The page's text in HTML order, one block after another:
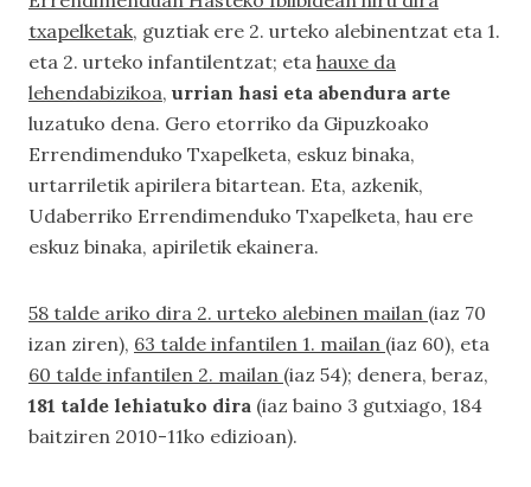
txapelketak, guztiak ere 2. urteko alebinentzat eta 1.
eta 2. urteko infantilentzat; eta hauxe da
lehendabizikoa, urrian hasi eta abendura arte
luzatuko dena. Gero etorriko da Gipuzkoako
Errendimenduko Txapelketa, eskuz binaka,
urtarriletik apirilera bitartean. Eta, azkenik,
Udaberriko Errendimenduko Txapelketa, hau ere
eskuz binaka, apiriletik ekainera.
58 talde ariko dira 2. urteko alebinen mailan (iaz 70
izan ziren), 63 talde infantilen 1. mailan (iaz 60), eta
60 talde infantilen 2. mailan (iaz 54); denera, beraz,
181 talde lehiatuko dira (iaz baino 3 gutxiago, 184
baitziren 2010-11ko edizioan).